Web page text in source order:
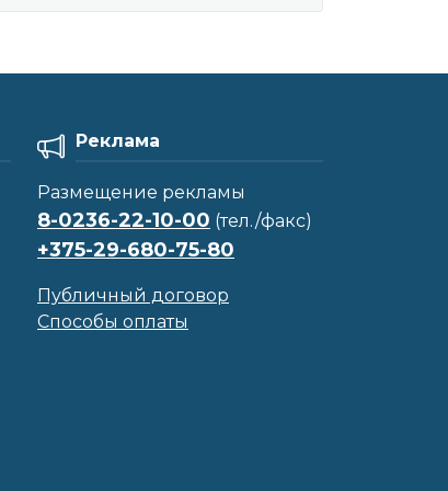
Реклама
Размещение рекламы
8-0236-22-10-00 (тел./факс)
+375-29-680-75-80
Публичный договор
Способы оплаты